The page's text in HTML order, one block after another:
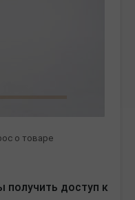
о товаре
получить доступ к